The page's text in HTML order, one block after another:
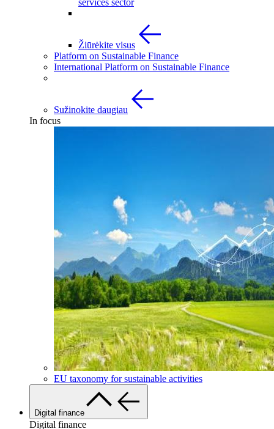
services sector
Žiūrėkite visus
Platform on Sustainable Finance
International Platform on Sustainable Finance
Sužinokite daugiau
In focus
EU taxonomy for sustainable activities
Digital finance
Digital finance